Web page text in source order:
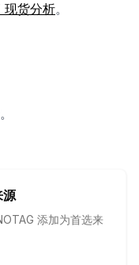
现货分析。
源
添加为首选来